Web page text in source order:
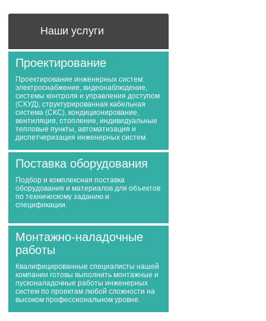
Наши услуги
Проектирование
Проектирование инженерных систем:
электроснабжение, видеонаблюдение,
системы контроля и управления доступом
(СКУД), структурированная кабельная
система (СКС), кондиционирование,
вентиляция, отопление, индивидуальные
тепловые пункты, автоматизация и
диспетчеризация инженерных систем.
Поставка оборудования
Подбор и комплексная поставка
оборудования и материалов для объектов
по техническому заданию и
спецификации.
Монтажно-наладочные
работы
Квалифицированные специалисты нашей
компании готовы выполнить монтажные и
пусконаладочные работы инженерных
систем по проектам любой сложности на
высоком профессиональном уровне.